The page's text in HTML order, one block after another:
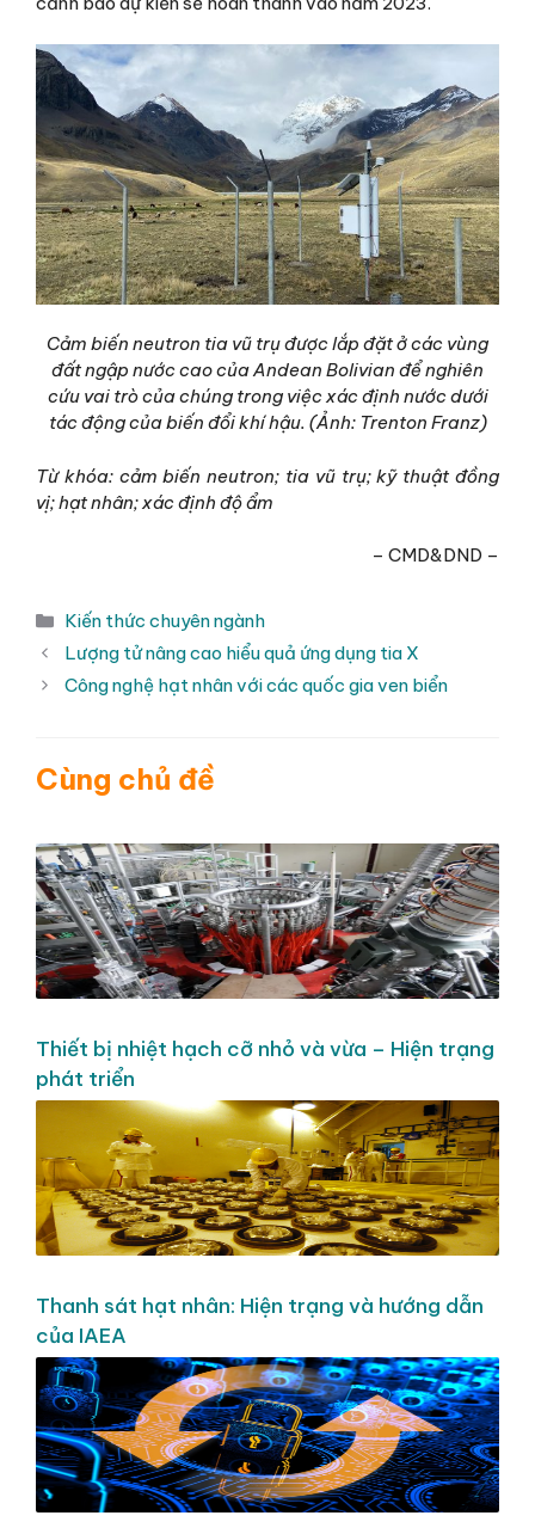
Cảm biến neutron tia vũ trụ được lắp đặt ở các vùng
đất ngập nước cao của Andean Bolivian để nghiên
cứu vai trò của chúng trong việc xác định nước dưới
tác động của biến đổi khí hậu. (Ảnh: Trenton Franz)
Từ khóa: cảm biến neutron; tia vũ trụ; kỹ thuật đồng
vị; hạt nhân; xác định độ ẩm
– CMD&DND –
Danh
mục
Kiến thức chuyên ngành
Lượng tử nâng cao hiểu quả ứng dụng tia X
Công nghệ hạt nhân với các quốc gia ven biển
Cùng chủ đề
Thiết bị nhiệt hạch cỡ nhỏ và vừa – Hiện trạng
phát triển
Thanh sát hạt nhân: Hiện trạng và hướng dẫn
của IAEA